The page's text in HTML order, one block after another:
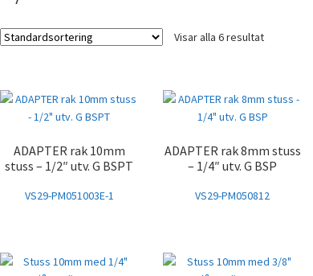
Visar alla 6 resultat
ADAPTER rak 10mm
stuss – 1/2″ utv. G BSPT
VS29-PM051003E-1
ADAPTER rak 8mm stuss
– 1/4″ utv. G BSP
VS29-PM050812